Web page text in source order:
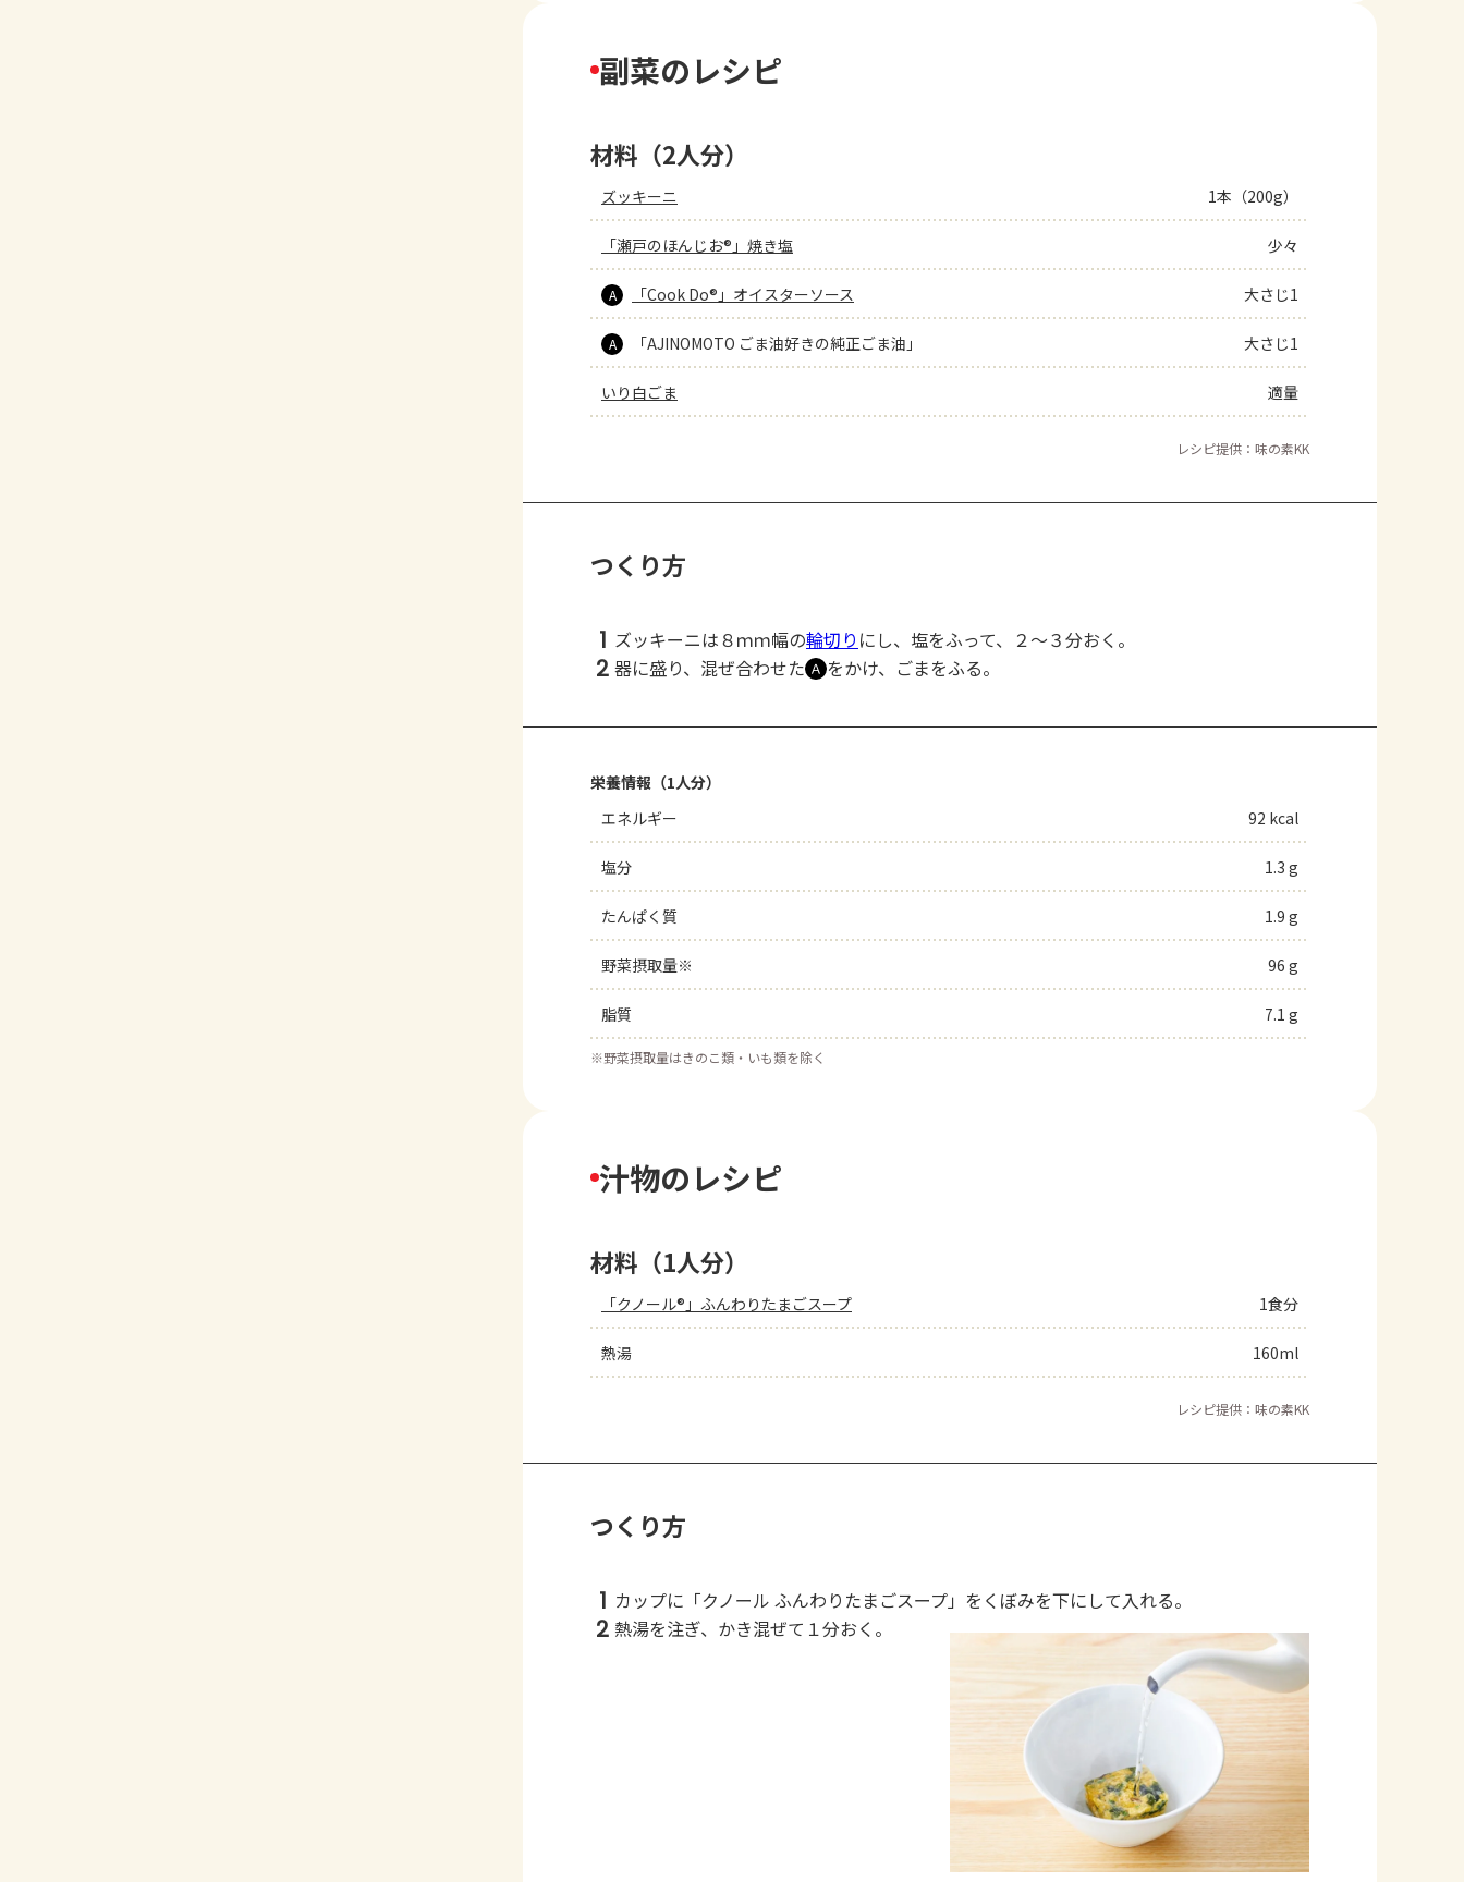
副菜のレシピ
材料（2人分）
ズッキーニ 1本（200g）
「瀬戸のほんじお®」焼き塩 少々
A 「Cook Do®」オイスターソース 大さじ1
A 「AJINOMOTO ごま油好きの純正ごま油」 大さじ1
いり白ごま 適量
レシピ提供：味の素KK
つくり方
1 ズッキーニは８ｍｍ幅の輪切り にし、塩をふって、２～３分おく。
2 器に盛り、混ぜ合わせた Ａ をかけ、ごまをふる。
栄養情報（1人分）
エネルギー
92 kcal
塩分 1.3 g
たんぱく質 1.9 g
野菜摂取量※ 96 g
脂質 7.1 g
※野菜摂取量はきのこ類・いも類を除く
汁物のレシピ
材料（1人分）
「クノール®」ふんわりたまごスープ 1食分
熱湯 160ml
レシピ提供：味の素KK
つくり方
1 カップに「クノール ふんわりたまごスープ」をくぼみを下にして入れる。
2 熱湯を注ぎ、かき混ぜて１分おく。